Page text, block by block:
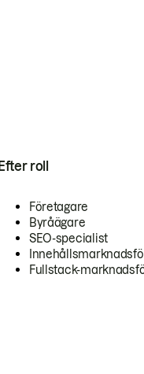
Efter roll
Företagare
Byråägare
SEO-specialist
Fullstack-